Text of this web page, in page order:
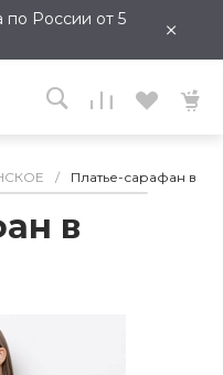
по России от 5
×
/ Платье-сарафан в
в